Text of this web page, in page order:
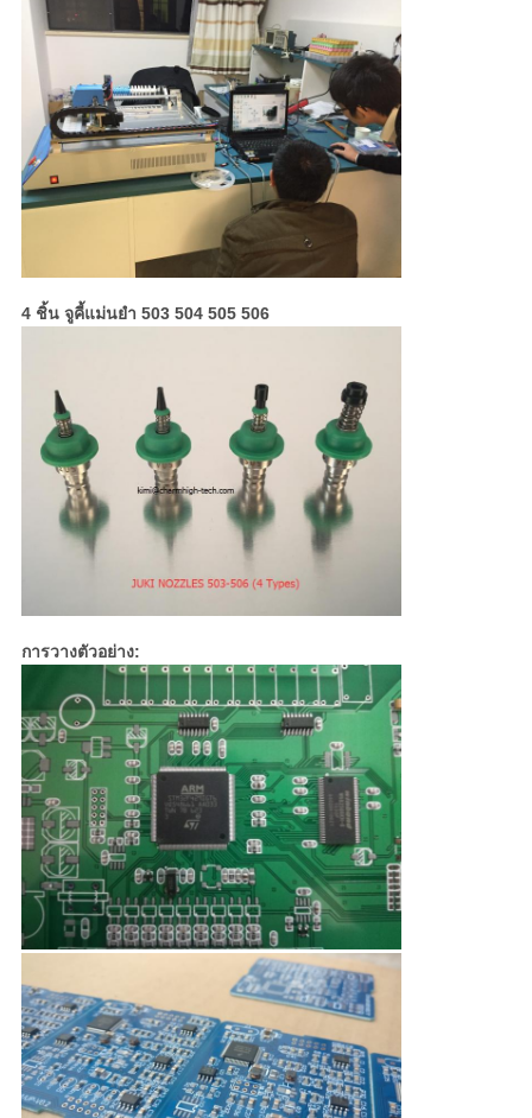
4 ชิ้น จูคี้แม่นยํา 503 504 505 506
การวางตัวอย่าง: